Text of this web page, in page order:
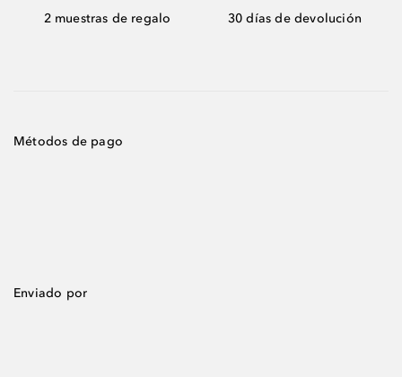
2 muestras de regalo 30 días de devolución
Métodos de pago
Enviado por